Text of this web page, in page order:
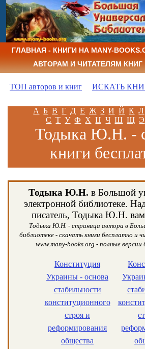
ГЛАВНАЯ - КНИГИ НА MANY-
АВТОРАМ И ЧИТАТЕЛЯМ КНИГ
ТОП авторов и книг ИСКАТЬ
А Б В Г Д Е Ж З И Й К Л
С Т У Ф Х Ц Ч Ш Щ Э
Тодыка Ю.Н. -
книги
читать книги
Тодыка Ю.Н. в Большой
электронной библиотеке.
писатель, Тодыка Ю.Н. вам
Тодыка Ю.Н. - страница автора в
библиотеке - скачать книги бесплатно и
www.many-books.org - полные версии
Конституция
Украины - основа
стабильности
конституционного
строя и
реформирования
общества